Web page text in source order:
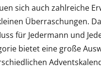
sich auch zahlreiche
Überraschungen.
für Jedermann und
bietet eine große